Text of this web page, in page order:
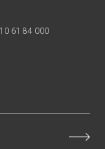
61 84 000